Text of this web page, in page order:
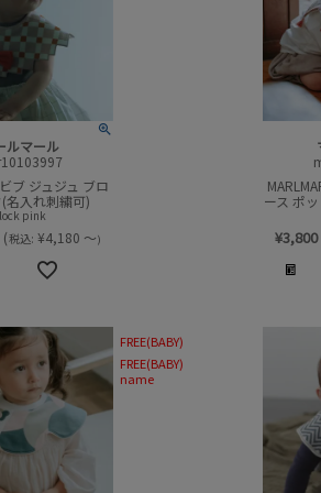
ルマール
ブ ジュジュ ブロ
(名入れ刺繍可)
pink
(税込: ¥4,180 ～)
ース ポ
¥3,800
FREE(BABY)
FREE(BABY)
name